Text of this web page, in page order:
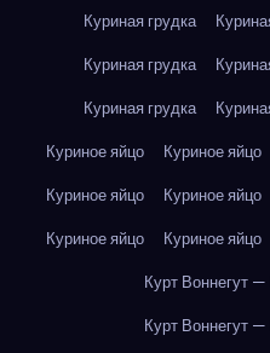
Куриная грудка
Куриная грудка
Куриная грудка
Куриное яйцо
Куриное яйцо
Куриное яйцо
Куриное яйцо
Куриное яйцо
Куриное яйцо
Курт Воннегут
Курт Воннегут